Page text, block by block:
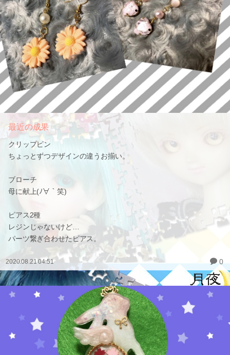
最近の成果
クリップピン
ちょっとずつデザインの違うお揃い。
ブローチ
母に献上(ﾉ∀｀笑)
ピアス2種
レジンじゃないけど…
パーツ繋ぎ合わせたピアス。
2020.08.21 04:51 0